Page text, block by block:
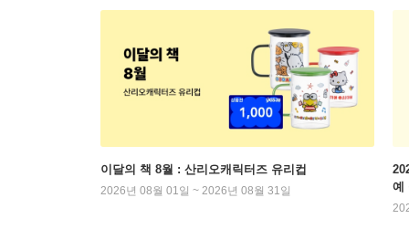
이달의 책 8월 : 산리오캐릭터즈 유리컵
2026년 08월 01일 ~ 2026년 08월 31일
예